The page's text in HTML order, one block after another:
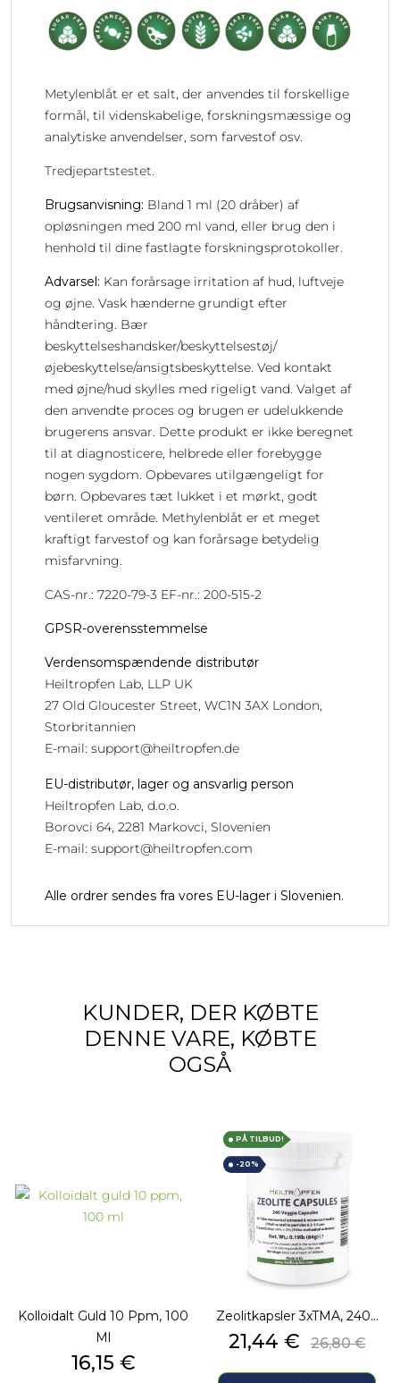
Metylenblåt er et salt, der anvendes til forskellige
formål, til videnskabelige, forskningsmæssige og
analytiske anvendelser, som farvestof osv.
Tredjepartstestet.
Brugsanvisning: Bland 1 ml (20 dråber) af
opløsningen med 200 ml vand, eller brug den i
henhold til dine fastlagte forskningsprotokoller.
Advarsel: Kan forårsage irritation af hud, luftveje
og øjne. Vask hænderne grundigt efter
håndtering. Bær
beskyttelseshandsker/beskyttelsestøj/
øjebeskyttelse/ansigtsbeskyttelse. Ved kontakt
med øjne/hud skylles med rigeligt vand. Valget af
den anvendte proces og brugen er udelukkende
brugerens ansvar. Dette produkt er ikke beregnet
til at diagnosticere, helbrede eller forebygge
nogen sygdom. Opbevares utilgængeligt for
børn. Opbevares tæt lukket i et mørkt, godt
ventileret område. Methylenblåt er et meget
kraftigt farvestof og kan forårsage betydelig
misfarvning.
CAS-nr.: 7220-79-3 EF-nr.: 200-515-2
GPSR-overensstemmelse
Verdensomspændende distributør
Heiltropfen Lab, LLP UK
27 Old Gloucester Street, WC1N 3AX London,
Storbritannien
E-mail: support@heiltropfen.de
EU-distributør, lager og ansvarlig person
Heiltropfen Lab, d.o.o.
Borovci 64, 2281 Markovci, Slovenien
E-mail: support@heiltropfen.com
Alle ordrer sendes fra vores EU-lager i Slovenien.
KUNDER, DER KØBTE
DENNE VARE, KØBTE
OGSÅ
Kolloidalt Guld 10 Ppm, 100
Ml
Pris
16,15 €
Zeolitkapsler 3xTMA, 240...
Pris
21,44 € 26,80 €
PÅ TILBUD!
-20%